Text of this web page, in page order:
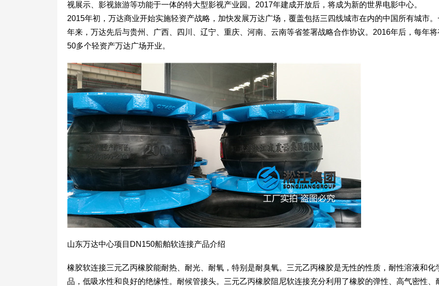
视展示、影视旅游等功能于一体的特大型影视产业园。2017年建成开放后，将成为新的世界电影中心。
2015年初，万达商业开始实施轻资产战略，加快发展万达广场，覆盖包括三四线城市在内的中国所有城市。
年来，万达先后与贵州、广西、四川、辽宁、重庆、河南、云南等省签署战略合作协议。2016年后，每年将
50多个轻资产万达广场开业。
山东万达中心项目DN150船舶软连接产品介绍
橡胶软连接三元乙丙橡胶能耐热、耐光、耐氧，特别是耐臭氧。三元乙丙橡胶是无性的性质，耐性溶液和化
品，低吸水性和良好的绝缘性。耐候管接头。三元乙丙橡胶阻尼软连接充分利用了橡胶的弹性、高气密性、